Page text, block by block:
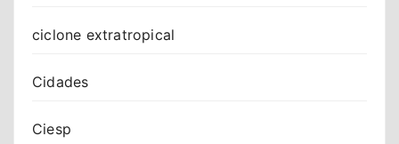
ciclone extratropical
Cidades
Ciesp